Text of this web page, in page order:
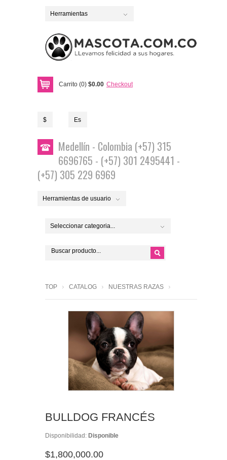
Herramientas
Carrito (0) $0.00 Checkout
$ Es
Medellín - Colombia (+57) 315
6696765 - (+57) 301 2495441 -
(+57) 305 229 6969
Herramientas de usuario
Seleccionar categoria...
TOP CATALOG NUESTRAS RAZAS
BULLDOG FRANCÉS
Disponibilidad: Disponible
$1,800,000.00